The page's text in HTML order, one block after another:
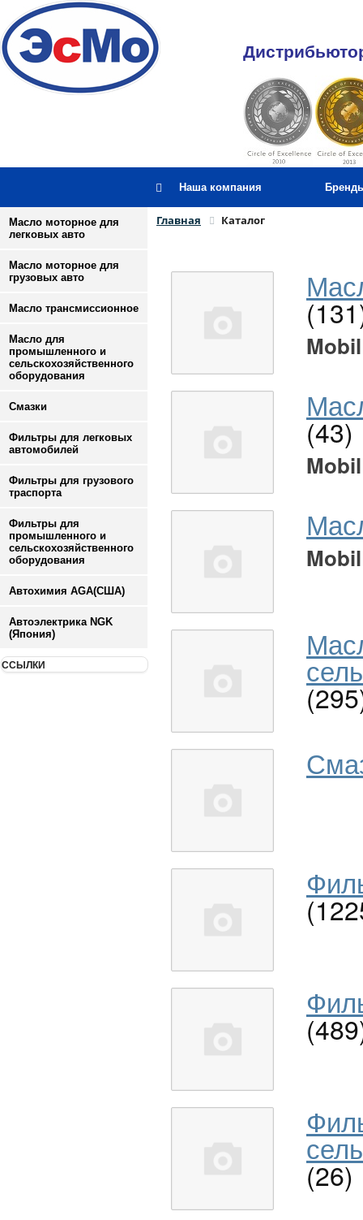
Наша компания
Масло моторное для
легковых авто
Масло моторное для
грузовых авто
Масло трансмиссионное
Масло для
промышленного и
сельскохозяйственного
оборудования
Смазки
Фильтры для легковых
автомобилей
Фильтры для грузового
траспорта
Фильтры для
промышленного и
сельскохозяйственного
оборудования
Автохимия AGA(США)
Автоэлектрика NGK
(Япония)
ССЫЛКИ
Главная Каталог
Mobil
(43)
Mobil
Mobil
(26)